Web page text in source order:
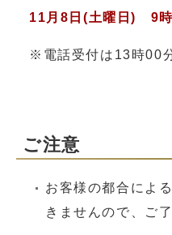
11月8日(土曜日) 9時
※電話受付は13時00
ご注意
お客様の都合によ
きませんので、ご